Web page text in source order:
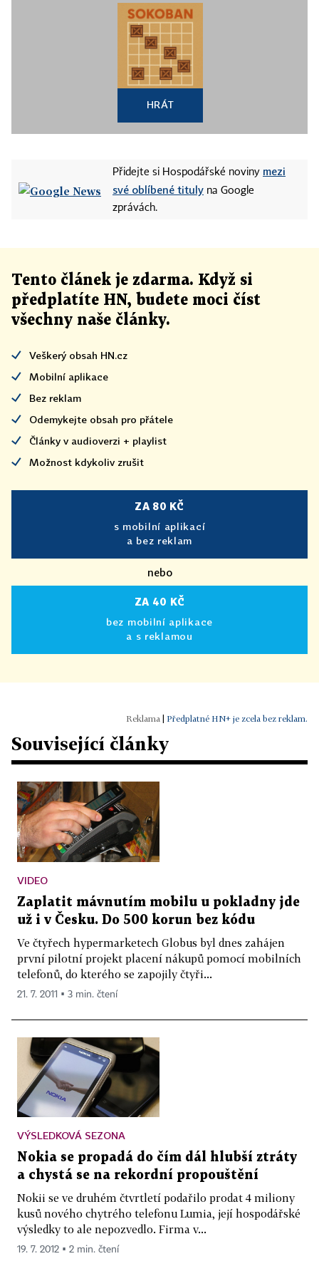
HRÁT
Přidejte si Hospodářské noviny mezi
své oblíbené tituly na Google
zprávách.
Tento článek je zdarma. Když si
předplatíte HN, budete moci číst
všechny naše články.
Veškerý obsah HN.cz
Mobilní aplikace
Bez reklam
Odemykejte obsah pro přátele
Články v audioverzi + playlist
Možnost kdykoliv zrušit
ZA 80 KČ
s mobilní aplikací
a bez reklam
nebo
ZA 40 KČ
bez mobilní aplikace
a s reklamou
Předplatné HN+ je zcela bez reklam.
Související články
VIDEO
Zaplatit mávnutím mobilu u pokladny jde
už i v Česku. Do 500 korun bez kódu
Ve čtyřech hypermarketech Globus byl dnes zahájen
první pilotní projekt placení nákupů pomocí mobilních
telefonů, do kterého se zapojily čtyři...
21. 7. 2011 ▪ 3 min. čtení
VÝSLEDKOVÁ SEZONA
Nokia se propadá do čím dál hlubší ztráty
a chystá se na rekordní propouštění
Nokii se ve druhém čtvrtletí podařilo prodat 4 miliony
kusů nového chytrého telefonu Lumia, její hospodářské
výsledky to ale nepozvedlo. Firma v...
19. 7. 2012 ▪ 2 min. čtení